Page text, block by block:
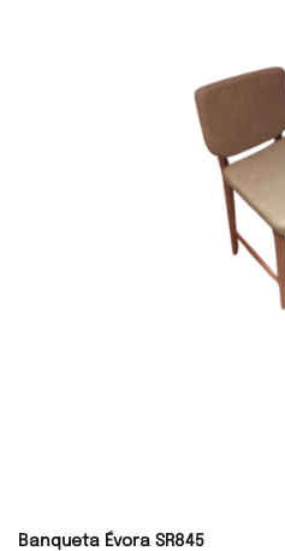
Banqueta Évora SR845